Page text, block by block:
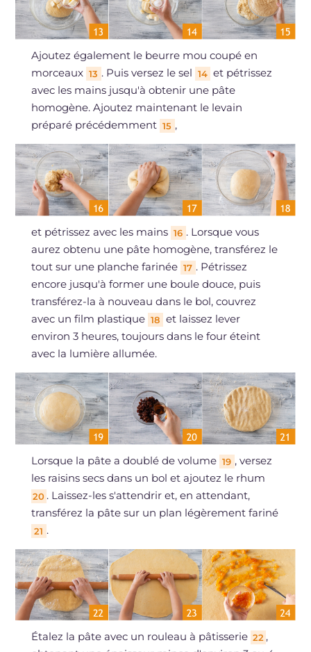
Ajoutez également le beurre mou coupé en
morceaux 13 . Puis versez le sel 14 et pétrissez
avec les mains jusqu'à obtenir une pâte
homogène. Ajoutez maintenant le levain
préparé précédemment 15 ,
et pétrissez avec les mains 16 . Lorsque vous
aurez obtenu une pâte homogène, transférez le
tout sur une planche farinée 17 . Pétrissez
encore jusqu'à former une boule douce, puis
transférez-la à nouveau dans le bol, couvrez
avec un film plastique 18 et laissez lever
environ 3 heures, toujours dans le four éteint
avec la lumière allumée.
Lorsque la pâte a doublé de volume 19 , versez
les raisins secs dans un bol et ajoutez le rhum
20 . Laissez-les s'attendrir et, en attendant,
transférez la pâte sur un plan légèrement fariné
21 .
Étalez la pâte avec un rouleau à pâtisserie 22 ,